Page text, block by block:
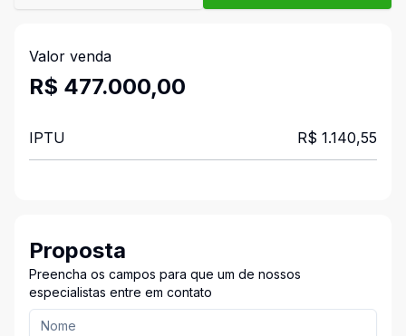
Valor venda
R$ 477.000,00
IPTU R$ 1.140,55
Proposta
Preencha os campos para que um de nossos
especialistas entre em contato